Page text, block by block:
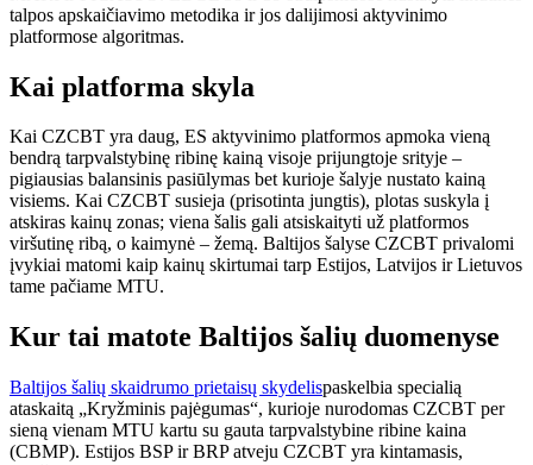
talpos apskaičiavimo metodika ir jos dalijimosi aktyvinimo
platformose algoritmas.
Kai platforma skyla
Kai CZCBT yra daug, ES aktyvinimo platformos apmoka vieną
bendrą tarpvalstybinę ribinę kainą visoje prijungtoje srityje –
pigiausias balansinis pasiūlymas bet kurioje šalyje nustato kainą
visiems. Kai CZCBT susieja (prisotinta jungtis), plotas suskyla į
atskiras kainų zonas; viena šalis gali atsiskaityti už platformos
viršutinę ribą, o kaimynė – žemą. Baltijos šalyse CZCBT privalomi
įvykiai matomi kaip kainų skirtumai tarp Estijos, Latvijos ir Lietuvos
tame pačiame MTU.
Kur tai matote Baltijos šalių duomenyse
Baltijos šalių skaidrumo prietaisų skydelispaskelbia specialią
ataskaitą „Kryžminis pajėgumas“, kurioje nurodomas CZCBT per
sieną vienam MTU kartu su gauta tarpvalstybine ribine kaina
(CBMP). Estijos BSP ir BRP atveju CZCBT yra kintamasis,